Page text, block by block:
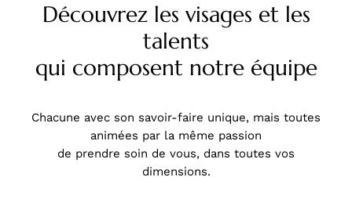
Découvrez les visages et les
talents
qui composent notre équipe
Chacune avec son savoir-faire unique, mais toutes
animées par la même passion
de prendre soin de vous, dans toutes vos
dimensions.